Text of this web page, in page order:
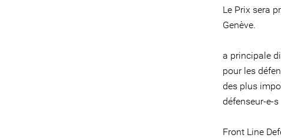
Le Prix sera
Genève.
a principale
pour les
des plus
défenseur-e-
Front Line